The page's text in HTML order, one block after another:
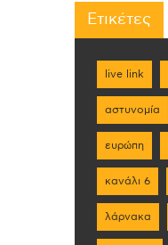
Ετικέτες
live link
αστυνομία
ευρώπη
κανάλι 6
λάρνακα